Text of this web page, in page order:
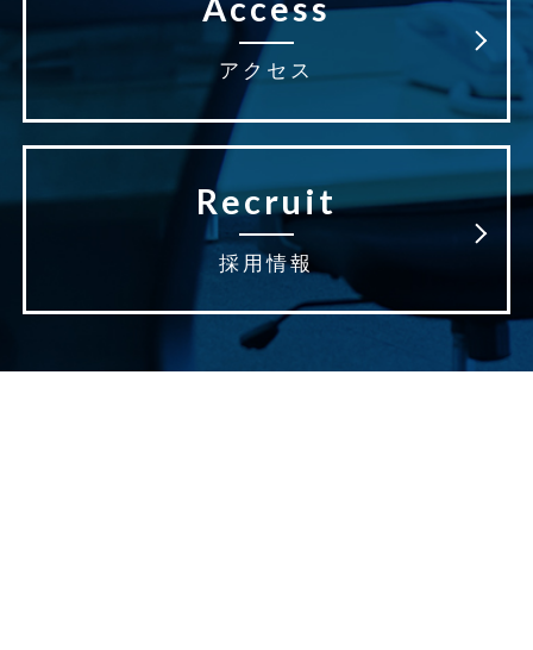
Access
アクセス
Recruit
採用情報